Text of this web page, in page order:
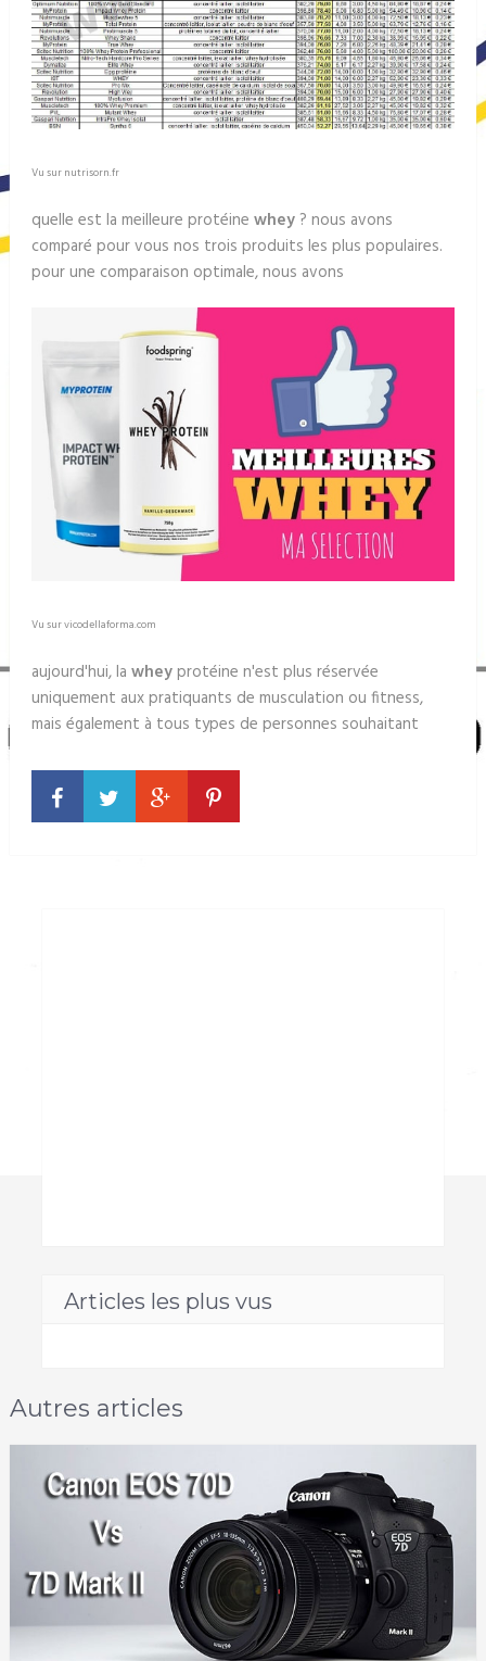
Vu sur nutrisorn.fr
quelle est la meilleure protéine whey? nous avons
comparé pour vous nos trois produits les plus populaires.
pour une comparaison optimale, nous avons
Vu sur vicodellaforma.com
aujourd'hui, la wheyprotéine n'est plus réservée
uniquement aux pratiquants de musculation ou fitness,
mais également à tous types de personnes souhaitant
Articles les plus vus
Autres articles